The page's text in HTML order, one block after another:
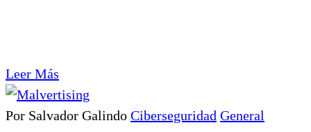
Leer Más
Por Salvador Galindo Ciberseguridad General